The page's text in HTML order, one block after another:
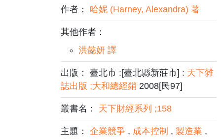
作者： 哈妮 (Harney, Alexandra) 著
其他作者：
洪懿妍 譯
出版： 臺北市 :[臺北縣新莊市] : 天下雜
誌出版 ;大和總經銷 2008[民97]
叢書名： 天下財經系列 ;158
主題：企業競爭 , 成本控制 , 製造業 ,